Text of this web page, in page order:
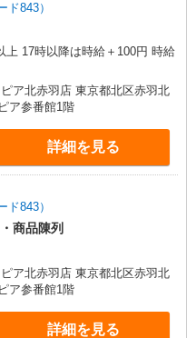
843）
円 時給
ア北赤羽店 東京都北区赤羽北
ア参番館1階
詳細を見る
843）
商品陳列
ア北赤羽店 東京都北区赤羽北
ア参番館1階
詳細を見る